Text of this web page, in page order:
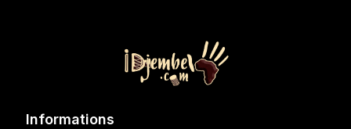
Informations